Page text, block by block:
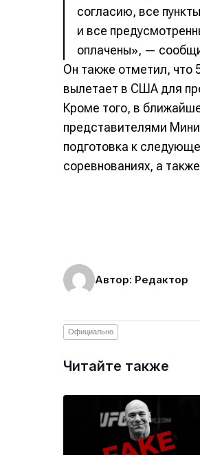
согласию, все
и все
оплачены», —
Он также отметил,
вылетает в США для
Кроме того, в
представителями
подготовка к
соревнованиях, а
Автор: Редактор
Официально
Читайте также